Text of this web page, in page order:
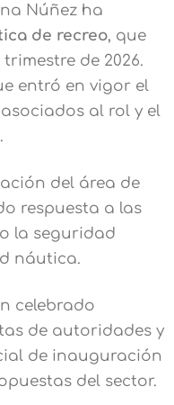
Núñez ha
de recreo, que
de 2026.
entró en vigor el
al rol y el
del área de
respuesta a las
la seguridad
náutica.
celebrado
de autoridades y
de inauguración
del sector.